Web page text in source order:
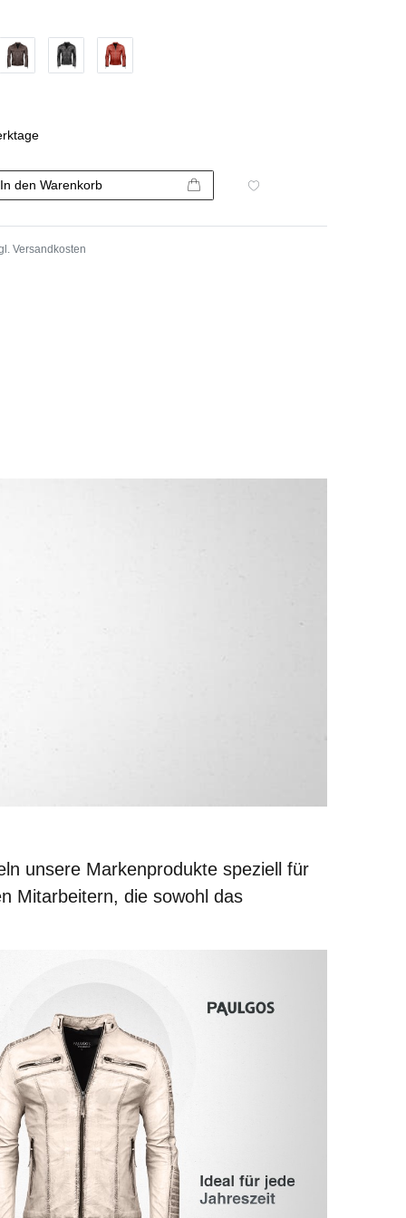
In den Warenkorb
Versandkosten
unsere Markenprodukte speziell für
Mitarbeitern, die sowohl das